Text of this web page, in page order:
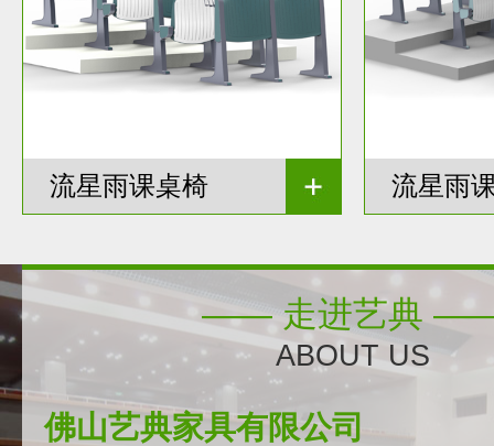
流星雨课桌椅 流星雨
—— 走进艺典
ABOUT US
佛山艺典家具有限公司